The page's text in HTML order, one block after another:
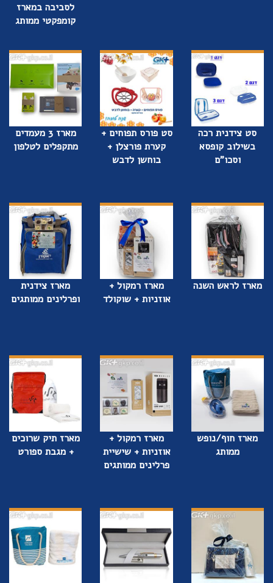
לסביבה במארז
קומפקטי ממותג
סט צידנית רכה
בשילוב קופסא
וסכו”ם
סט פורס תפוחים +
קערת פורצלן +
בוחשן לדבש
מארז 3 מעמדים
מתקפלים לטלפון
מארז לראש השנה
מארז רמקול +
אוזניות + שוקולד
מארז צידנית
ופרלינים ממותגים
מארז חוף/נופש
ממותג
מארז רמקול +
אוזניות + שישיית
פרלינים ממותגים
מארז תיק שרוכים
+ מגבת ספורט